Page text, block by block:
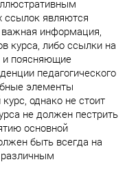
являются
информация,
курса, либо ссылки на
и поясняющие
педагогического
элементы
однако не стоит
не должен пестрить
основной
быть всегда на